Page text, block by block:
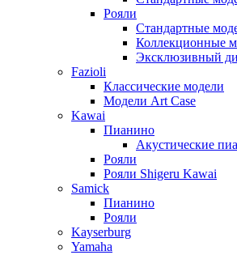
Рояли
Стандартные
Коллекционные
Эксклюзивный
Fazioli
Классические модели
Модели Art Case
Kawai
Пианино
Акустические
Рояли
Рояли Shigeru Kawai
Samick
Пианино
Рояли
Kayserburg
Yamaha